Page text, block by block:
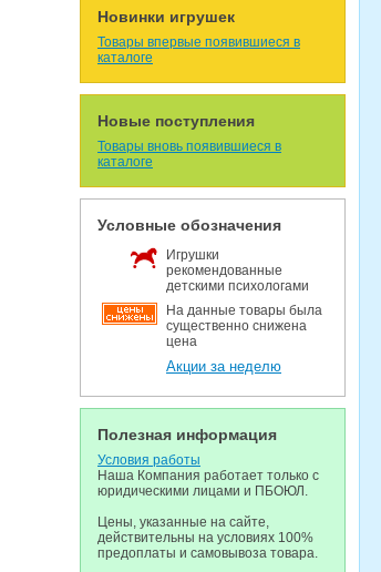
Новинки игрушек
Товары впервые появившиеся в
каталоге
Новые поступления
Товары вновь появившиеся в
каталоге
Условные обозначения
Игрушки
рекомендованные
детскими психологами
На данные товары была
существенно снижена
цена
Акции за неделю
Полезная информация
Условия работы
Наша Компания работает только с
юридическими лицами и ПБОЮЛ.
Цены, указанные на сайте,
действительны на условиях 100%
предоплаты и самовывоза товара.